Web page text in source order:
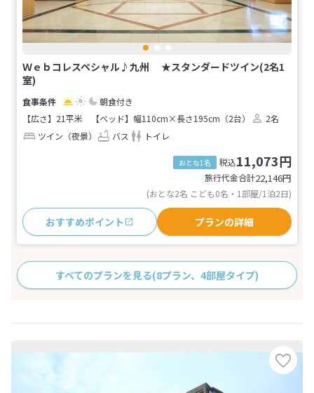
Ｗｅｂコレスペシャル♪九州 ★スタンダードツイン(2名1
室)
朝食付き
【広さ】21平米
【ベッド】幅110cm×長さ195cm（2台）
2名
ツイン（夜景）
バス トイレ
おとな1名 税込11,073円
旅行代金合計22,146円
(おとな2名 こども0名・1部屋/1泊2日)
おすすめポイント プランの詳細
すべてのプランを見る(8プラン、4部屋タイプ)